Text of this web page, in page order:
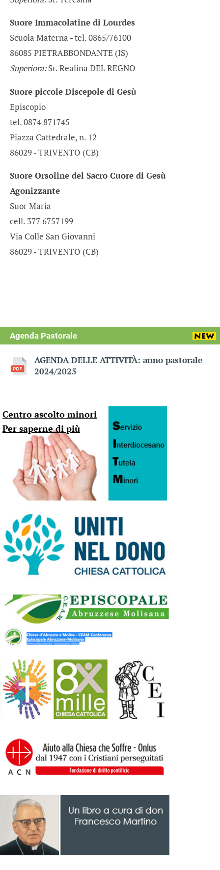
Suore Immacolatine di Lourdes
Scuola Materna - tel. 0865/76100
86085 PIETRABBONDANTE (IS)
Superiora:Sr. Realina DEL REGNO
Suore piccole Discepole di Gesù
Episcopio
tel. 0874 871745
Piazza Cattedrale, n. 12
86029 - TRIVENTO (CB)
Suore Orsoline del Sacro Cuore di Gesù
Agonizzante
Suor Maria
cell. 377 6757199
Via Colle San Giovanni
86029 - TRIVENTO (CB)
Agenda Pastorale
AGENDA DELLE ATTIVITÀ: anno pastorale
2024/2025
Centro ascolto minori
Per saperne di più